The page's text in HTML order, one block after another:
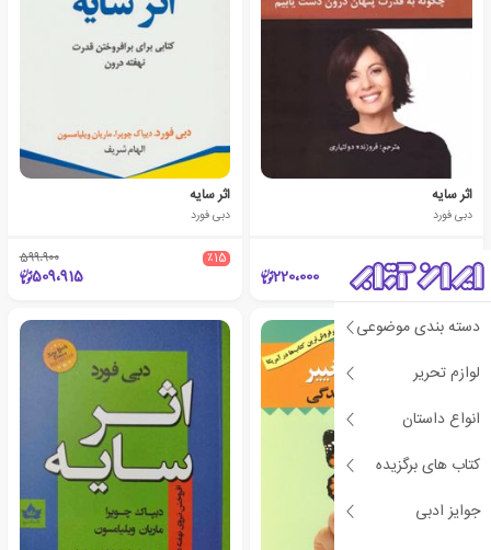
دسته بندی موضوعی
لوازم تحریر
انواع داستان
کتاب های برگزیده
جوایز ادبی
اثر سایه
دبی فورد
220،000
اثر سایه
دبی فورد
٪15 599،900
509،915